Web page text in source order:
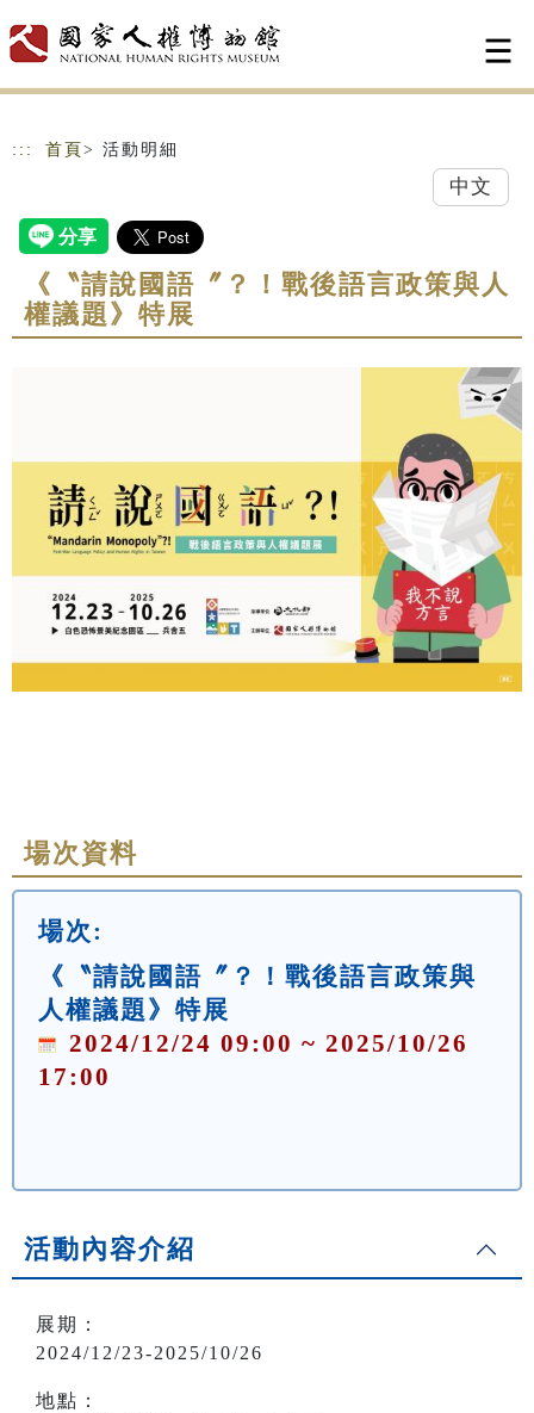
::: 首頁 > 活動明細
中文
《〝請說國語〞？！戰後語言政策與人
權議題》特展
場次資料
場次:
《〝請說國語〞？！戰後語言政策與
人權議題》特展
2024/12/24 09:00 ~ 2025/10/26
17:00
活動內容介紹
展期：
2024/12/23-2025/10/26
地點：